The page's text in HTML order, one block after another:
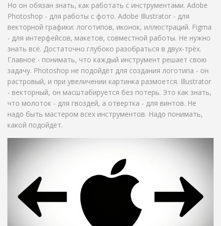
Но он обязан знать, как работать с инструментами. Adobe
Photoshop - для работы с фото. Adobe Illustrator - для
векторной графики: логотипов, иконок, иллюстраций. Figma
- для интерфейсов, макетов, совместной работы. Не нужно
знать всё. Достаточно глубоко разобраться в двух-трёх.
Главное - понимать, что каждый инструмент решает свою
задачу. Photoshop не подойдёт для создания логотипа - он
растровый, и при увеличении картинка размоется. Illustrator
- векторный, он масштабируется без потерь. Это как знать,
что молоток - для гвоздей, а отвертка - для винтов. Не
надо быть мастером всех инструментов. Надо понимать,
какой подойдёт.